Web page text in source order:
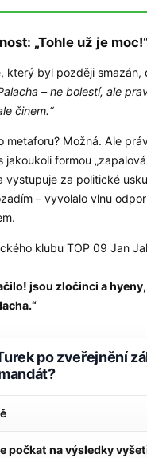
„Tohle už je
který byl později smazán,
– ne bolestí, ale
činem.“
metaforu? Možná. Ale
jakoukoli formou
vystupuje za politické
– vyvolalo vlnu
klubu TOP 09 Jan
jsou zločinci a
po zveřejnění
počkat na výsledky